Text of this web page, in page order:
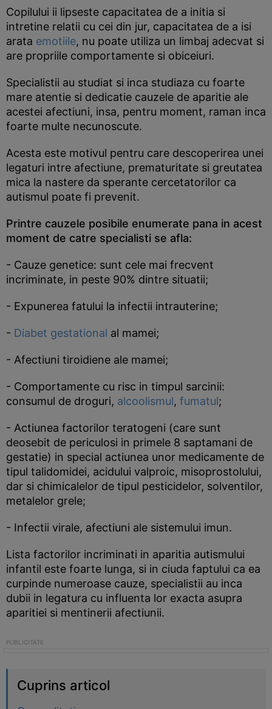
Copilului ii lipseste capacitatea de a initia si
intretine relatii cu cei din jur, capacitatea de a isi
arata emotiile, nu poate utiliza un limbaj adecvat si
are propriile comportamente si obiceiuri.
Specialistii au studiat si inca studiaza cu foarte
mare atentie si dedicatie cauzele de aparitie ale
acestei afectiuni, insa, pentru moment, raman inca
foarte multe necunoscute.
Acesta este motivul pentru care descoperirea unei
legaturi intre afectiune, prematuritate si greutatea
mica la nastere da sperante cercetatorilor ca
autismul poate fi prevenit.
Printre cauzele posibile enumerate pana in acest
moment de catre specialisti se afla:
- Cauze genetice: sunt cele mai frecvent
incriminate, in peste 90% dintre situatii;
- Expunerea fatului la infectii intrauterine;
- Diabet gestational al mamei;
- Afectiuni tiroidiene ale mamei;
- Comportamente cu risc in timpul sarcinii:
consumul de droguri, alcoolismul, fumatul;
- Actiunea factorilor teratogeni (care sunt
deosebit de periculosi in primele 8 saptamani de
gestatie) in special actiunea unor medicamente de
tipul talidomidei, acidului valproic, misoprostolului,
dar si chimicalelor de tipul pesticidelor, solventilor,
metalelor grele;
- Infectii virale, afectiuni ale sistemului imun.
Lista factorilor incriminati in aparitia autismului
infantil este foarte lunga, si in ciuda faptului ca ea
curpinde numeroase cauze, specialistii au inca
dubii in legatura cu influenta lor exacta asupra
aparitiei si mentinerii afectiunii.
Cuprins articol